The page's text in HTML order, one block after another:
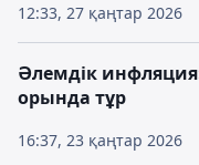
12:33, 27 қаңтар 2026
16:37, 23 қаңтар 2026
Әлемдік
орында тұр